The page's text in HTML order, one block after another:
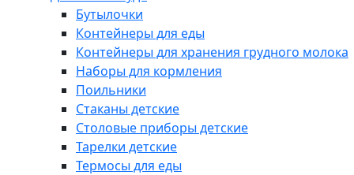
Бутылочки
Контейнеры для еды
Контейнеры для хранения грудного молока
Наборы для кормления
Поильники
Стаканы детские
Столовые приборы детские
Тарелки детские
Термосы для еды